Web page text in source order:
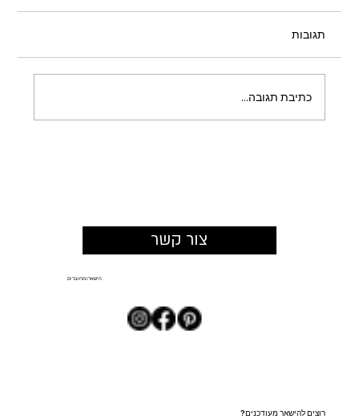
תגובות
כתיבת תגובה...
צור קשר
הישארו מחוברים
רוצים להישאר מעודכנים?